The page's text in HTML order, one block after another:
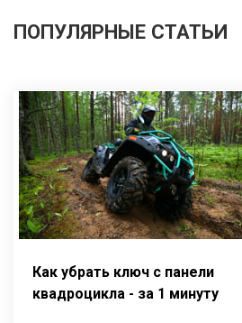
ПОПУЛЯРНЫЕ СТАТЬИ
Как убрать ключ с панели
квадроцикла - за 1 минуту